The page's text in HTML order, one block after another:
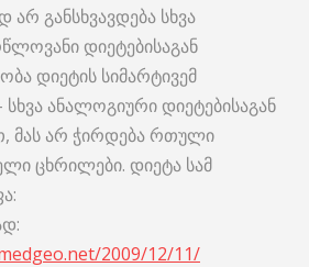
არ განსხვავდება სხვა
დიეტებისაგან
დიეტის სიმარტივემ
სხვა ანალოგიური დიეტებისაგან
მას არ ჭირდება რთული
ცხრილები. დიეტა სამ
2009/12/11/